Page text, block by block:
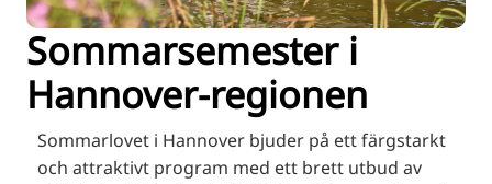
PT
FI
ZH
Sommarsemester i
Hannover-regionen
Sommarlovet i Hannover bjuder på ett färgstarkt
och attraktivt program med ett brett utbud av